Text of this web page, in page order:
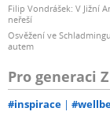
Filip Vondrášek: V Jižní
neřeší
Osvěžení ve
autem
Pro generaci Z
#inspirace